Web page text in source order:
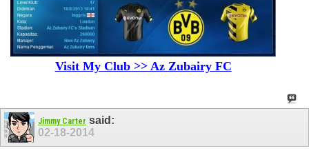
Visit My Club >> Az Zubairy FC
Jimmy Carter said:
02-18-2014